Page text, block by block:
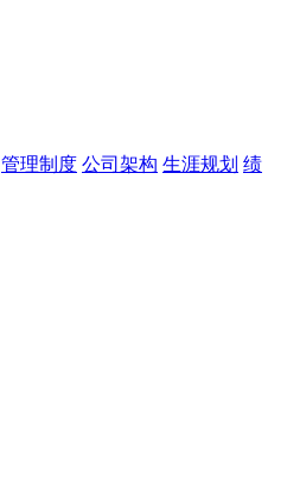
管理制度 公司架构 生涯规划 绩